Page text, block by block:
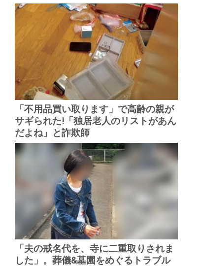
「不用品買い取ります」で高齢の親が
サギられた!「独居老人のリストがあん
だよね」と詐欺師
「夫の戒名代を、寺に二重取りされま
した」。葬儀&墓園をめぐるトラブル